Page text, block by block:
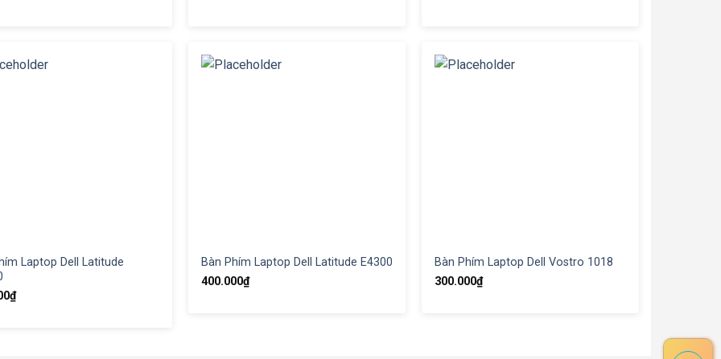
Laptop Dell Latitude
₫
Bàn Phím Laptop Dell Latitude E4300
400.000₫
Bàn Phím Laptop Dell Vostro 1018
300.000₫